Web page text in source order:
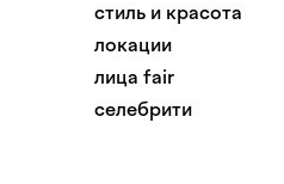
стиль и красота
локации
лица fair
селебрити